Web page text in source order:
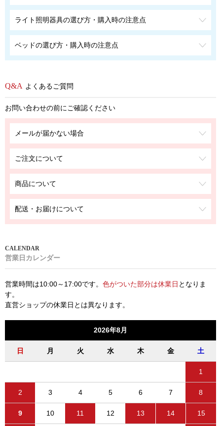
ライト照明器具の選び方・購入時の注意点
ベッドの選び方・購入時の注意点
よくあるご質問
お問い合わせの前にご確認ください
メールが届かない場合
ご注文について
商品について
配送・お届けについて
営業日カレンダー
営業時間は10:00～17:00です。 色がついた部分は休業日 となりま
す。
直営ショップの休業日とは異なります。
2026年8月
日 月 火 水 木 金 土
1
2 3 4 5 6 7 8
9 10 11 12 13 14 15